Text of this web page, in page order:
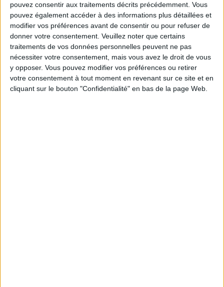
pouvez consentir aux traitements décrits précédemment. Vous
pouvez également accéder à des informations plus détaillées et
modifier vos préférences avant de consentir ou pour refuser de
donner votre consentement. Veuillez noter que certains
traitements de vos données personnelles peuvent ne pas
nécessiter votre consentement, mais vous avez le droit de vous
y opposer. Vous pouvez modifier vos préférences ou retirer
votre consentement à tout moment en revenant sur ce site et en
cliquant sur le bouton "Confidentialité" en bas de la page Web.
LES MEILLEURS HÔTELS POUR UN WEEK-END SPA ET GASTRONOMIE